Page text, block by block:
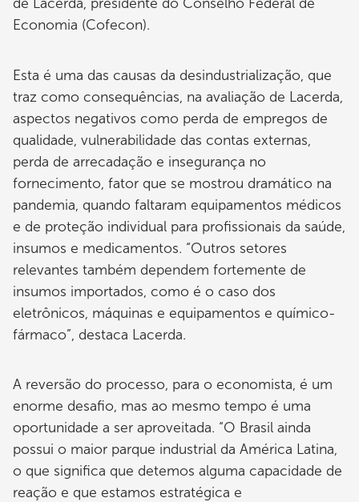
Economia (Cofecon).
Esta é uma das causas da desindustrialização, que
traz como consequências, na avaliação de Lacerda,
aspectos negativos como perda de empregos de
qualidade, vulnerabilidade das contas externas,
perda de arrecadação e insegurança no
fornecimento, fator que se mostrou dramático na
pandemia, quando faltaram equipamentos médicos
e de proteção individual para profissionais da saúde,
insumos e medicamentos. “Outros setores
relevantes também dependem fortemente de
insumos importados, como é o caso dos
eletrônicos, máquinas e equipamentos e químico-
fármaco”, destaca Lacerda.
A reversão do processo, para o economista, é um
enorme desafio, mas ao mesmo tempo é uma
oportunidade a ser aproveitada. “O Brasil ainda
possui o maior parque industrial da América Latina,
o que significa que detemos alguma capacidade de
reação e que estamos estratégica e